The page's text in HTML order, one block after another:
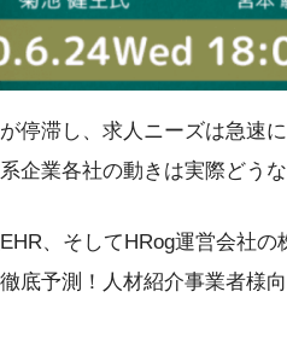
停滞し、求人ニーズは急速
企業各社の動きは実際どう
、そしてHRog運営会社
底予測！人材紹介事業者様